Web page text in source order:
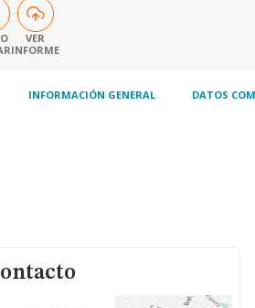
VER
INFORME
INFORMACIÓN GENERAL DATOS